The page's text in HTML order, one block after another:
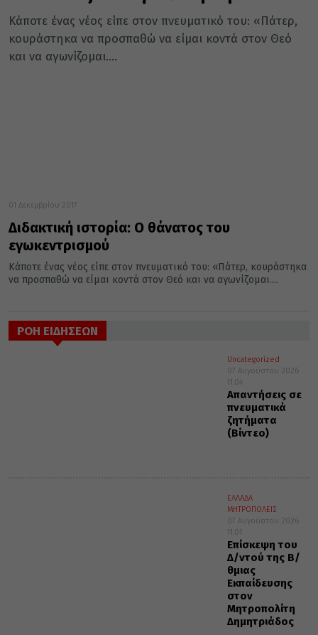
Κάποτε ένας νέος είπε στον πνευματικό του: «Πάτερ,
κουράστηκα να προσπαθώ να είμαι κοντά στον Θεό
και να αγωνίζομαι....
01 Δεκεμβρίου 2017
Διδακτική ιστορία: Ο θάνατος του
εγωκεντρισμού
Κάποτε ένας νέος είπε στον πνευματικό του: «Πάτερ, κουράστηκα
να προσπαθώ να είμαι κοντά στον Θεό και να αγωνίζομαι....
ΡΟΗ ΕΙΔΗΣΕΩΝ
Uncategorized
07 Αυγούστου 2026
11:04
Απαντήσεις σε
πνευματικά
ζητήματα
(Βίντεο)
ΕΛΛΑΔΑ
ΜΗΤΡΟΠΟΛΕΙΣ
07 Αυγούστου 2026
11:01
Επίσκεψη του
Δ/ντού της Β/
θμιας
Εκπαίδευσης
στον
Μητροπολίτη
Δημητριάδος